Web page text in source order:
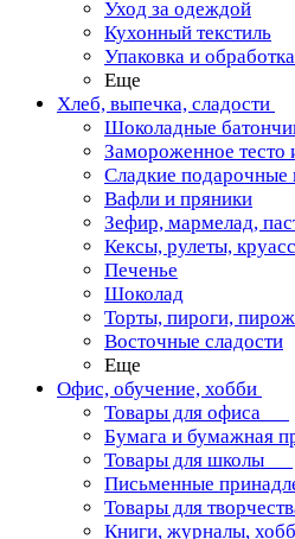
Уход за одеждой
Кухонный текстиль
Упаковка и
Еще
Хлеб, выпечка, сладости
Шоколадные
Замороженное тесто
Сладкие подарочные
Вафли и пряники
Зефир, мармелад,
Кексы, рулеты,
Печенье
Шоколад
Торты, пироги,
Восточные сладости
Еще
Офис, обучение, хобби
Товары для офиса
Бумага и бумажная
Товары для школы
Письменные
Товары для
Книги, журналы,